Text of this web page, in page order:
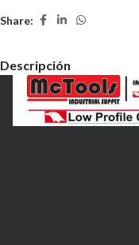
Share:
Descripción